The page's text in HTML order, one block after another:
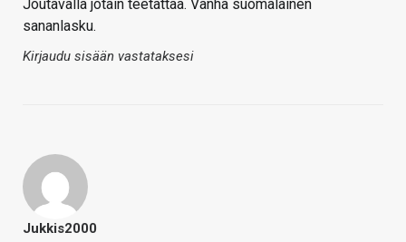
Joutavalla jotain teetättää. Vanha suomalainen
sananlasku.
Kirjaudu sisään vastataksesi
Jukkis2000